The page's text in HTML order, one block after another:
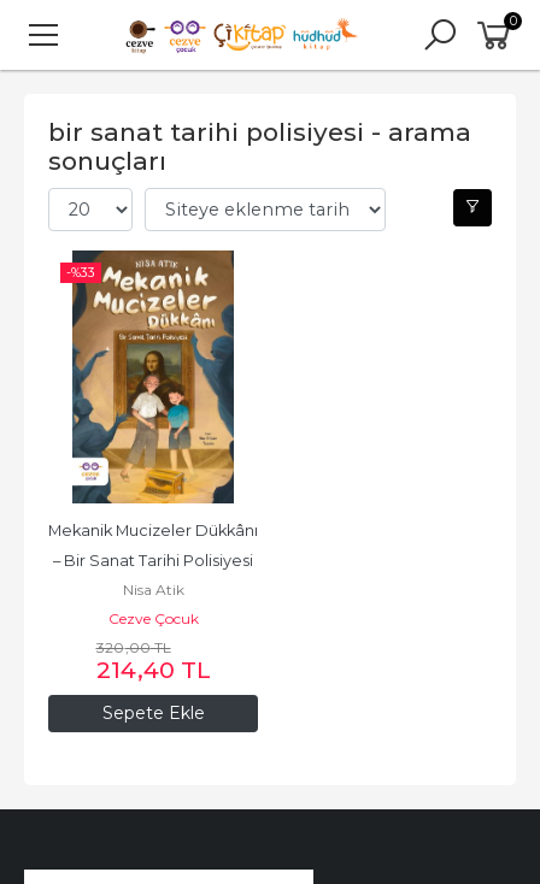
0
bir sanat tarihi polisiyesi - arama
sonuçları
-%33
Sepete Ekle
Mekanik Mucizeler Dükkânı
– Bir Sanat Tarihi Polisiyesi
Nisa Atik
Cezve Çocuk
320,00TL
214,40 TL